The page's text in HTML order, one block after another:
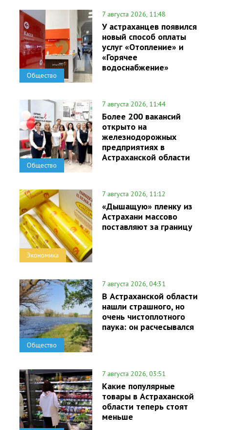
Общество
7 августа 2026, 11:48
У астраханцев появился
новый способ оплаты
услуг «Отопление» и
«Горячее
водоснабжение»
Общество
7 августа 2026, 11:44
Более 200 вакансий
открыто на
железнодорожных
предприятиях в
Астраханской области
Экономика
7 августа 2026, 11:12
«Дышащую» пленку из
Астрахани массово
поставляют за границу
Общество
7 августа 2026, 04:31
В Астраханской области
нашли страшного, но
очень чистоплотного
паука: он расчесывался
7 августа 2026, 03:51
Какие популярные
товары в Астраханской
области теперь стоят
меньше